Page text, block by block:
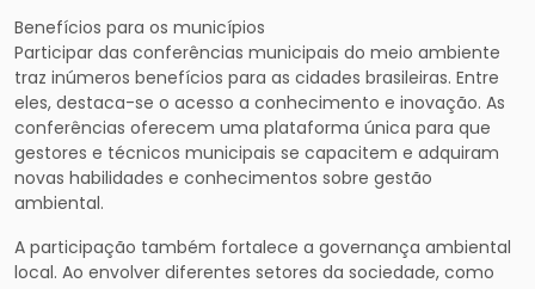
Benefícios para os municípios
Participar das conferências municipais do meio ambiente
traz inúmeros benefícios para as cidades brasileiras. Entre
eles, destaca-se o acesso a conhecimento e inovação. As
conferências oferecem uma plataforma única para que
gestores e técnicos municipais se capacitem e adquiram
novas habilidades e conhecimentos sobre gestão
ambiental.
A participação também fortalece a governança ambiental
local. Ao envolver diferentes setores da sociedade, como